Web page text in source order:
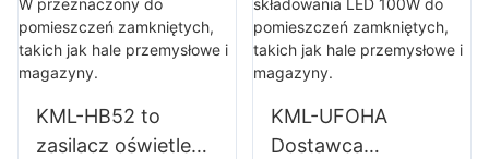
do pomieszczeń
zamkniętych,
takich jak sale
gimnastyczne i
magazyny.
zamkniętych,
takich jak
warsztaty
naprawcze i
magazyny.
KML-HB52 to
zasilacz oświetlenia
KML-UFOHA
Dostawca